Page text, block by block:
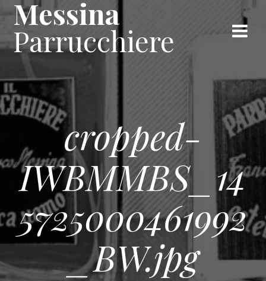
Messina
Parrucchiere
cropped-
IWBMMBS_14
5725000461992
_BW.jpg